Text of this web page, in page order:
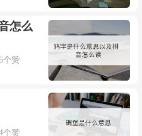
hintenandhinter
are connected with the
their ultimate history is
‘rear’ may come mainly
怎么
个赞
个赞